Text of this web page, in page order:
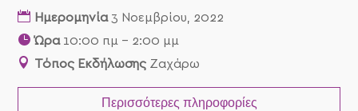
Ημερομηνία3 Νοεμβρίου, 2022
Ώρα 10:00 πμ - 2:00 μμ
Τόπος Εκδήλωσης Ζαχάρω
Περισσότερες πληροφορίες